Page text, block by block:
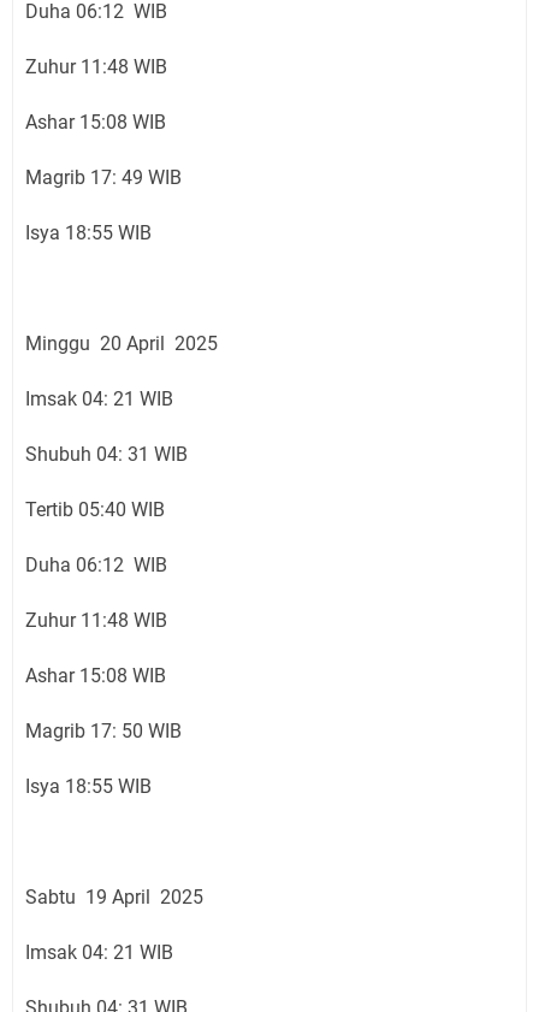
Duha 06:12 WIB
Zuhur 11:48 WIB
Ashar 15:08 WIB
Magrib 17: 49 WIB
Isya 18:55 WIB
Minggu 20 April 2025
Imsak 04: 21 WIB
Shubuh 04: 31 WIB
Tertib 05:40 WIB
Duha 06:12 WIB
Zuhur 11:48 WIB
Ashar 15:08 WIB
Magrib 17: 50 WIB
Isya 18:55 WIB
Sabtu 19 April 2025
Imsak 04: 21 WIB